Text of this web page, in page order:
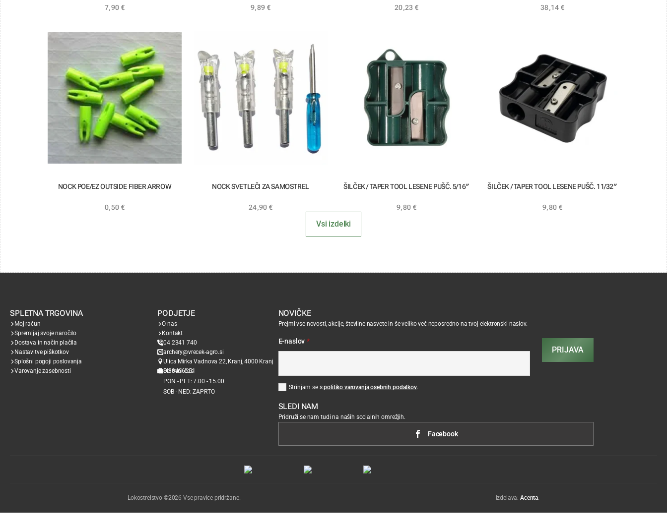
7,90 € 9,89 € 20,23 € 38,14 €
NOCK POE/EZ OUTSIDE FIBER ARROW
0,50 €
NOCK SVETLEČI ZA SAMOSTREL
24,90 €
ŠILČEK / TAPER TOOL LESENE PUŠČ. 5/16″
9,80 €
ŠILČEK / TAPER TOOL LESENE PUŠČ. 11/32″
9,80 €
Vsi izdelki
SPLETNA TRGOVINA
Moj račun
Spremljaj svoje naročilo
Dostava in način plačila
Nastavitve piškotkov
Splošni pogoji poslovanja
Varovanje zasebnosti
PODJETJE
O nas
Kontakt
04 2341 740
archery@vrecek-agro.si
Ulica Mirka Vadnova 22, Kranj, 4000 Kranj
SI38466651
Delovni čas
PON - PET: 7.00 - 15.00
SOB - NED: ZAPRTO
NOVIČKE
Prejmi vse novosti, akcije, številne nasvete in še veliko več neposredno na tvoj elektronski naslov.
E-naslov *
Strinjam se spolitiko varovanja osebnih podatkov.
PRIJAVA
SLEDI NAM
Pridruži se nam tudi na naših socialnih omrežjih.
Facebook
Lokostrelstvo ©2026 Vse pravice pridržane. Izdelava: Acenta.